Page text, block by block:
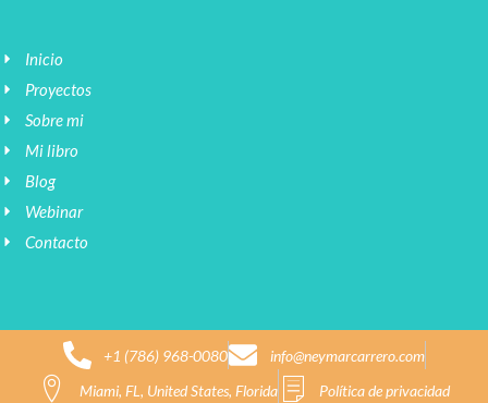
Inicio
Proyectos
Sobre mi
Mi libro
Blog
Webinar
Contacto
+1 (786) 968-0080
info@neymarcarrero.com
Miami, FL, United States, Florida
Política de privacidad